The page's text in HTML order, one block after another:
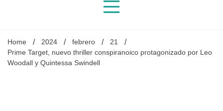
Home 2024 febrero
21
Prime Target, nuevo thriller conspiranoico protagonizado por Leo
Woodall y Quintessa Swindell